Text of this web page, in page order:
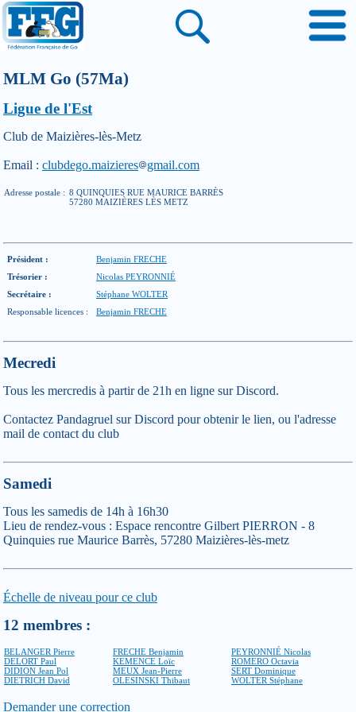
MLM Go (57Ma)
Ligue de l'Est
Club de Maizières-lès-Metz
Email : clubdego.maizieres gmail.com
Adresse postale : 8 QUINQUIES RUE MAURICE BARRÈS
57280 MAIZIÈRES LÈS METZ
Président :
Benjamin FRECHE
Trésorier :
Nicolas PEYRONNIÉ
Secrétaire :
Stéphane WOLTER
Responsable licences :
Benjamin FRECHE
Mecredi
Tous les mercredis à partir de 21h en ligne sur Discord.
Contactez Pandagruel sur Discord pour obtenir le lien, ou l'adresse
mail de contact du club
Samedi
Tous les samedis de 14h à 16h30
Lieu de rendez-vous : Espace rencontre Gilbert PIERRON - 8
Quinquies rue Maurice Barrès, 57280 Maizières-lès-metz
Échelle de niveau pour ce club
12 membres :
BELANGER Pierre
DELORT Paul
DIDION Jean Pol
DIETRICH David
FRECHE Benjamin
KEMENCE Loïc
MEUX Jean-Pierre
OLESINSKI Thibaut
PEYRONNIÉ Nicolas
ROMERO Octavia
SERT Dominique
WOLTER Stéphane
Demander une correction